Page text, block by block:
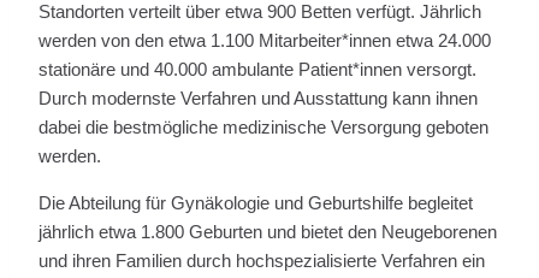
Standorten verteilt über etwa 900 Betten verfügt. Jährlich
werden von den etwa 1.100 Mitarbeiter*innen etwa 24.000
stationäre und 40.000 ambulante Patient*innen versorgt.
Durch modernste Verfahren und Ausstattung kann ihnen
dabei die bestmögliche medizinische Versorgung geboten
werden.
Die Abteilung für Gynäkologie und Geburtshilfe begleitet
jährlich etwa 1.800 Geburten und bietet den Neugeborenen
und ihren Familien durch hochspezialisierte Verfahren ein